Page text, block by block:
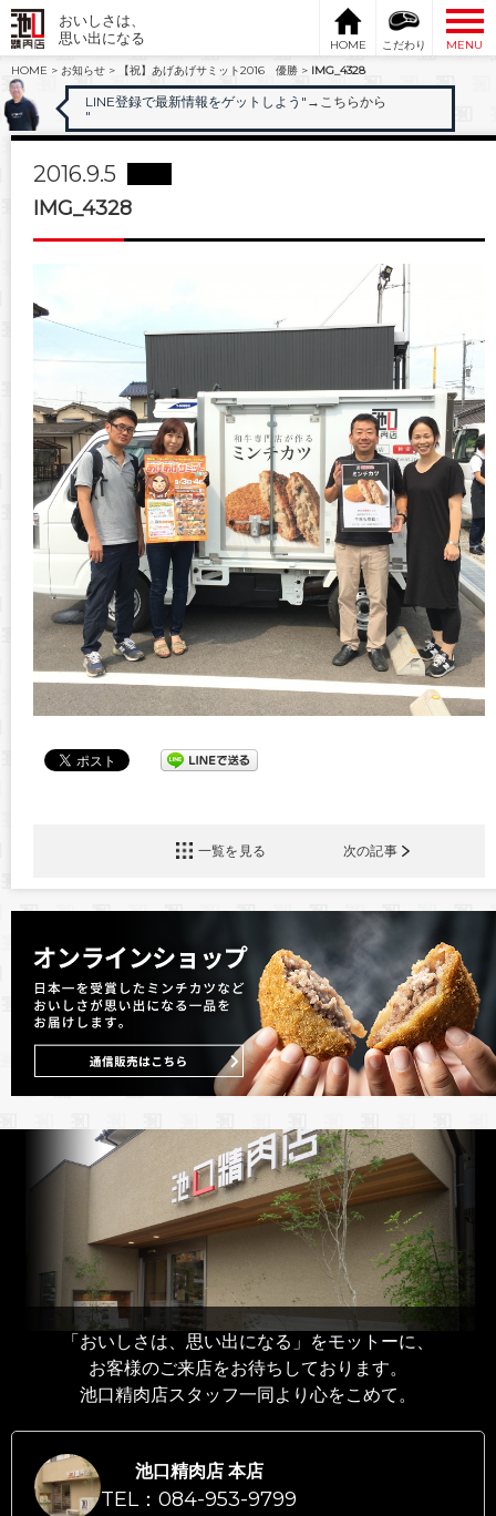
おいしさは、
思い出になる
HOME こだわり
MENU
HOME > お知らせ > 【祝】あげあげサミット2016 優勝 > IMG_4328
LINE登録で最新情報をゲットしよう" →こちらから
"
2016.9.5
IMG_4328
一覧を見る 次の記事
「おいしさは、思い出になる」をモットーに、
お客様のご来店をお待ちしております。
池口精肉店スタッフ一同より心をこめて。
池口精肉店 本店
TEL：084-953-9799